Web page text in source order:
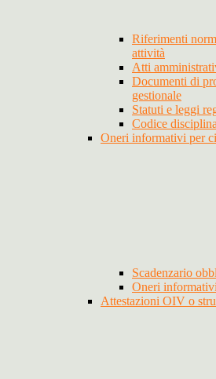
Riferimenti
attività
Atti
Documenti di
gestionale
Statuti e leggi
Codice
Oneri informativi per
Scadenzario
Oneri
Attestazioni OIV o